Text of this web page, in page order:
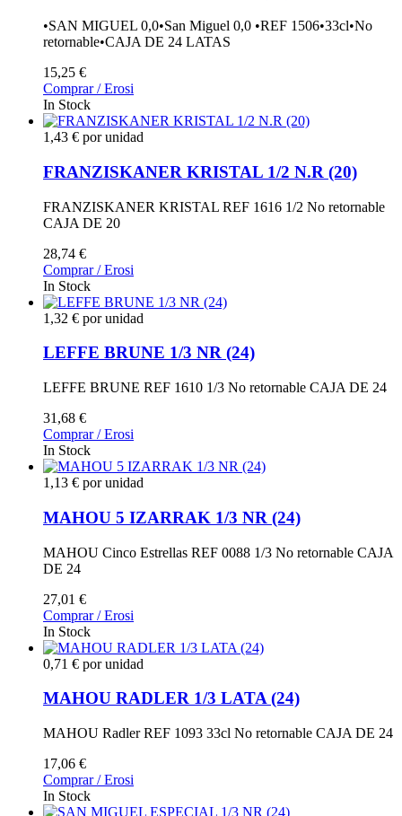
•SAN MIGUEL 0,0•San Miguel 0,0 •REF 1506•33cl•No
retornable•CAJA DE 24 LATAS
15,25 €
Comprar / Erosi
In Stock
1,43 € por unidad
FRANZISKANER KRISTAL 1/2 N.R (20)
FRANZISKANER KRISTAL REF 1616 1/2 No retornable
CAJA DE 20
28,74 €
Comprar / Erosi
In Stock
1,32 € por unidad
LEFFE BRUNE 1/3 NR (24)
LEFFE BRUNE REF 1610 1/3 No retornable CAJA DE 24
31,68 €
Comprar / Erosi
In Stock
1,13 € por unidad
MAHOU 5 IZARRAK 1/3 NR (24)
MAHOU Cinco Estrellas REF 0088 1/3 No retornable CAJA
DE 24
27,01 €
Comprar / Erosi
In Stock
0,71 € por unidad
MAHOU RADLER 1/3 LATA (24)
MAHOU Radler REF 1093 33cl No retornable CAJA DE 24
17,06 €
Comprar / Erosi
In Stock